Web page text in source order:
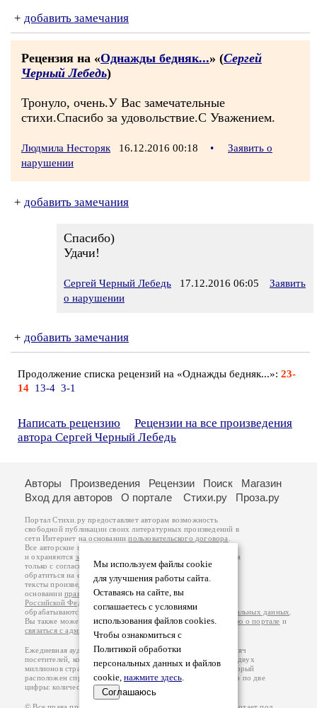
+ добавить замечания
Рецензия на «Однажды бедняк...» (Сергей
Черный Лебедь)
Тронуло, очень.У Вас замечательные
стихи.Спасибо за удовольствие.С Уважением.
Людмила Несторяк 16.12.2016 00:18 •
Заявить о
нарушении
+ добавить замечания
Спасибо)
Удачи!
Сергей Черный Лебедь 17.12.2016 06:05
Заявить
о нарушении
+ добавить замечания
Продолжение списка рецензий на «Однажды бедняк...»: 23-
14 13-4 3-1
Написать рецензию
Рецензии на все произведения
автора Сергей Черный Лебедь
Мы используем файлы cookie
для улучшения работы сайта.
Оставаясь на сайте, вы
соглашаетесь с условиями
использования файлов cookies.
Чтобы ознакомиться с
Политикой обработки
персональных данных и файлов
cookie, нажмите здесь.
Соглашаюсь
Авторы Произведения Рецензии Поиск
Магазин
Вход для авторов
О портале Стихи.ру Проза.ру
Портал Стихи.ру предоставляет авторам возможность
свободной публикации своих литературных произведений в
сети Интернет на основаниипользовательского договора
Все авторские права на произведения принадлежат авторам
и охраняются законом
. Перепечатка произведений возможна
только с согласия его автора, к которому вы можете
обратиться на его авторской странице. Ответственность за
тексты произведений авторы несут самостоятельно на
основанииправил публикацииизаконодательства
Российской Федерации
обрабатываются на основанииПолитики обработки персональных данных
Вы также можете посмотреть более подробнуюинформацию о портале и
связаться с администрацией
Ежедневная аудитория портала Стихи.ру – порядка 200 тысяч
посетителей, которые в общей сумме просматривают более двух
миллионов страниц по данным счетчика посещаемости, который
расположен справа от этого текста. В каждой графе указано по две
цифры: количество просмотров и количество посетителей.